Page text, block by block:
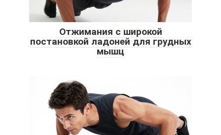
Отжимания с широкой
постановкой ладоней для грудных
мышц